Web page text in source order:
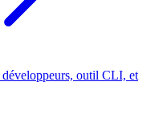
outil CLI, et